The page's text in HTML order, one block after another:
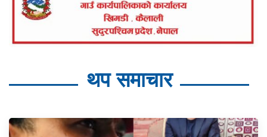
थप समाचार